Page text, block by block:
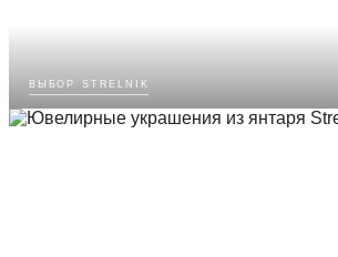
выбор strelnik